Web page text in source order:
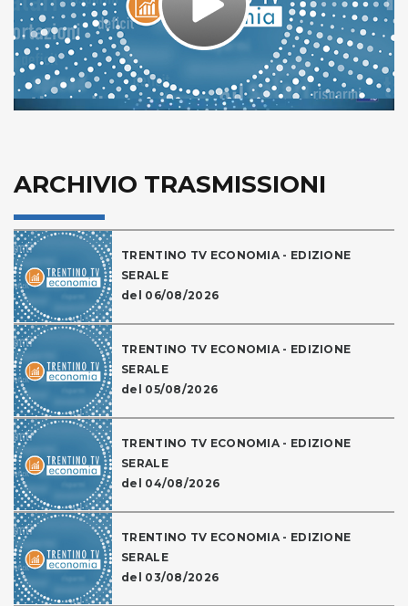
Play
Video
ARCHIVIO TRASMISSIONI
TRENTINO TV ECONOMIA - EDIZIONE
SERALE
del 06/08/2026
TRENTINO TV ECONOMIA - EDIZIONE
SERALE
del 05/08/2026
TRENTINO TV ECONOMIA - EDIZIONE
SERALE
del 04/08/2026
TRENTINO TV ECONOMIA - EDIZIONE
SERALE
del 03/08/2026